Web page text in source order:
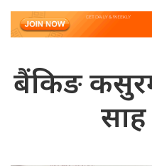
बैंकिङ
साह